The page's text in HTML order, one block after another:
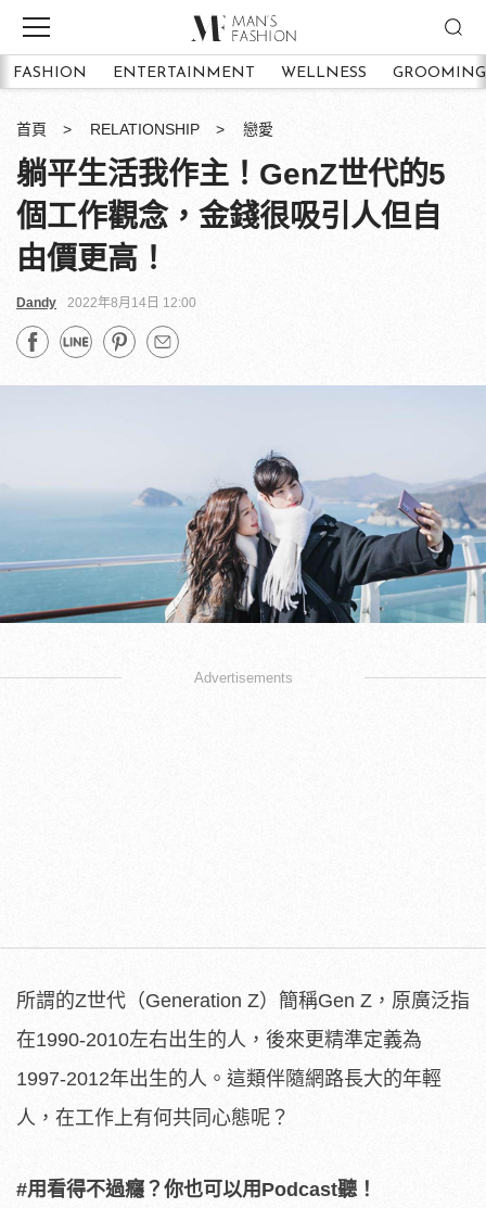
FASHION ENTERTAINMENT WELLNESS GROOMING
首頁 RELATIONSHIP 戀愛
躺平生活我作主！GenZ世代的5
個工作觀念，金錢很吸引人但自
由價更高！
Dandy 2022年8月14日 12:00
Advertisements
所謂的Z世代（Generation Z）簡稱Gen Z，原廣泛指
在1990-2010左右出生的人，後來更精準定義為
1997-2012年出生的人。這類伴隨網路長大的年輕
人，在工作上有何共同心態呢？
#用看得不過癮？你也可以用Podcast聽！